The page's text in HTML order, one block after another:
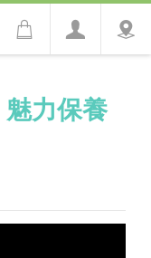
力保養